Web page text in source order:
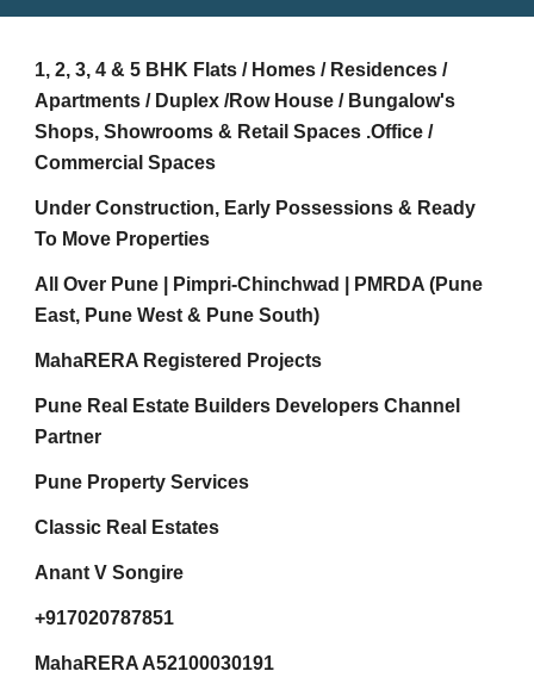
1, 2, 3, 4 & 5 BHK Flats / Homes / Residences /
Apartments / Duplex /Row House / Bungalow's
Shops, Showrooms & Retail Spaces .Office /
Commercial Spaces
Under Construction, Early Possessions & Ready
To Move Properties
All Over Pune | Pimpri-Chinchwad | PMRDA (Pune
East, Pune West & Pune South)
MahaRERA Registered Projects
Pune Real Estate Builders Developers Channel
Partner
Pune Property Services
Classic Real Estates
Anant V Songire
+917020787851
MahaRERA A52100030191